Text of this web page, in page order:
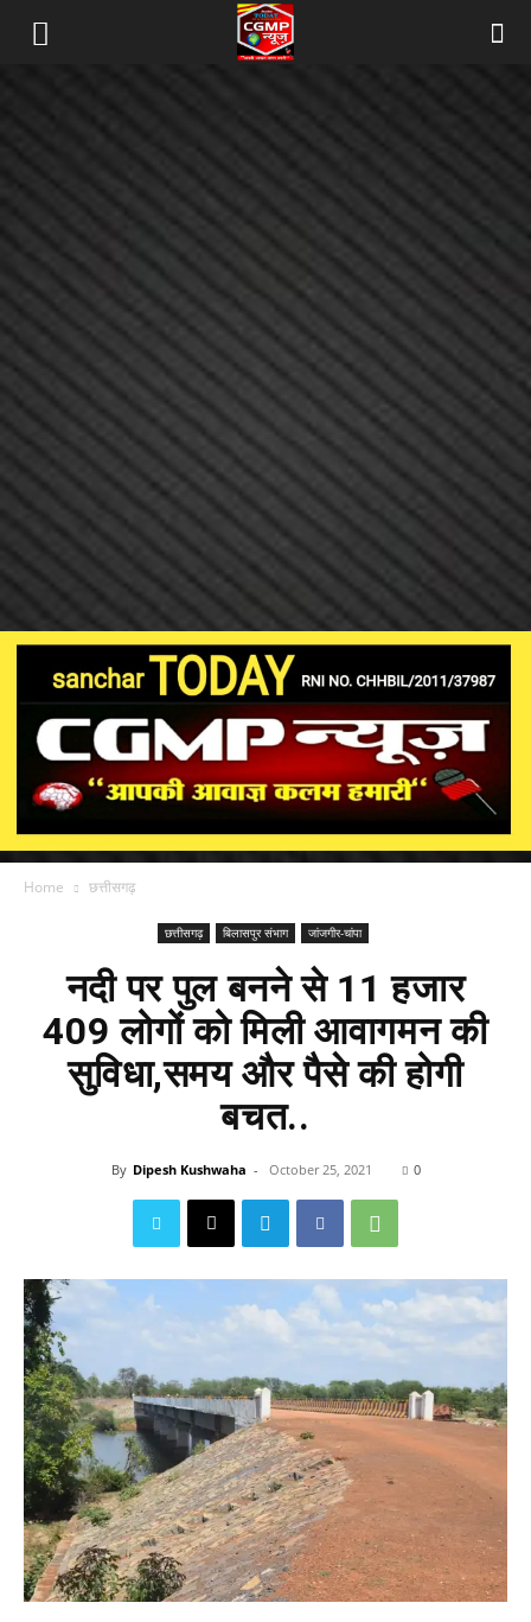
Home छत्तीसगढ़
छत्तीसगढ़ बिलासपुर संभाग जांजगीर-चांपा
नदी पर पुल बनने से 11 हजार
409 लोगों को मिली आवागमन की
सुविधा,समय और पैसे की होगी
बचत..
By Dipesh Kushwaha - October 25, 2021 0